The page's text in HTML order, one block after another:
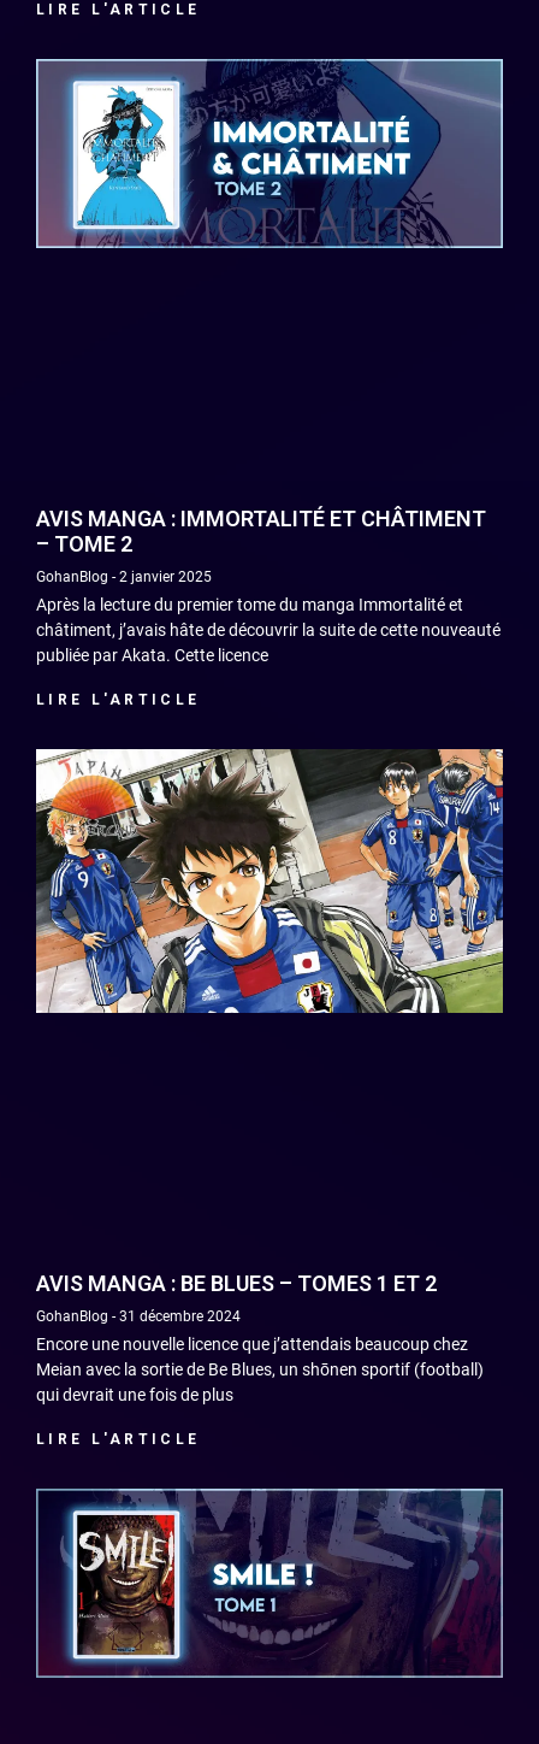
LIRE L'ARTICLE
AVIS MANGA : IMMORTALITÉ ET CHÂTIMENT
– TOME 2
GohanBlog 2 janvier 2025
Après la lecture du premier tome du manga Immortalité et
châtiment, j’avais hâte de découvrir la suite de cette nouveauté
publiée par Akata. Cette licence
LIRE L'ARTICLE
AVIS MANGA : BE BLUES – TOMES 1 ET 2
GohanBlog 31 décembre 2024
Encore une nouvelle licence que j’attendais beaucoup chez
Meian avec la sortie de Be Blues, un shōnen sportif (football)
qui devrait une fois de plus
LIRE L'ARTICLE